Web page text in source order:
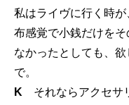
私はライヴに行く時
布感覚で小銭だけを
なかったとしても、
で。
K それならアクセサ